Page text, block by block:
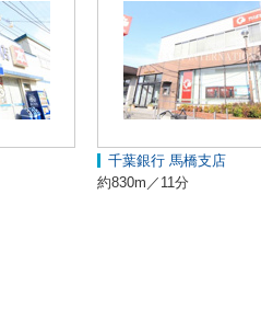
千葉銀行 馬橋支店
約830m／11分